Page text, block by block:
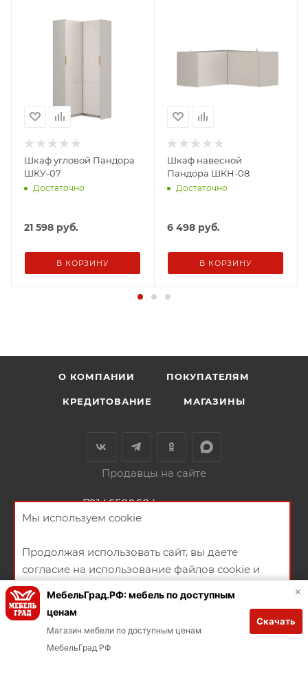
Шкаф угловой Пандора
ШКУ-07
Достаточно
21 598 руб.
В КОРЗИНУ
Шкаф навесной
Пандора ШКН-08
Достаточно
6 498 руб.
В КОРЗИНУ
О КОМПАНИИ ПОКУПАТЕЛЯМ
КРЕДИТОВАНИЕ МАГАЗИНЫ
Продавцы на сайте
+79146580684 ЗАКАЗАТЬ ЗВОНОК
НАПИСАТЬ СООБЩЕНИЕ
СОГЛАСИЕ НА ПОЛУЧЕНИЕ РЕКЛАМНО-ИНФОРМАЦИОННЫХ
Заказывай через мобильное приложение
Мы используем cookie
Продолжая использовать сайт, вы даете
согласие на использование файлов cookie и
политикой конфиденциальности
ХОРОШО
×
МебельГрад.РФ: мебель по доступным
ценам
Магазин мебели по доступным ценам
МебельГрад РФ
Скачать